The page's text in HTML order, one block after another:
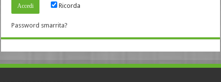
Ricorda
Password smarrita?